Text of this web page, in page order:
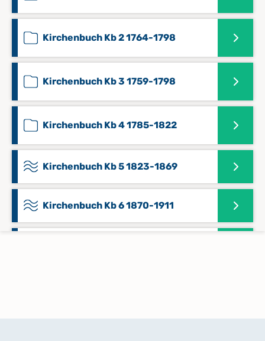
Kirchenbuch Kb 2 1764-1798
Kirchenbuch Kb 3 1759-1798
Kirchenbuch Kb 4 1785-1822
Kirchenbuch Kb 5 1823-1869
Kirchenbuch Kb 6 1870-1911